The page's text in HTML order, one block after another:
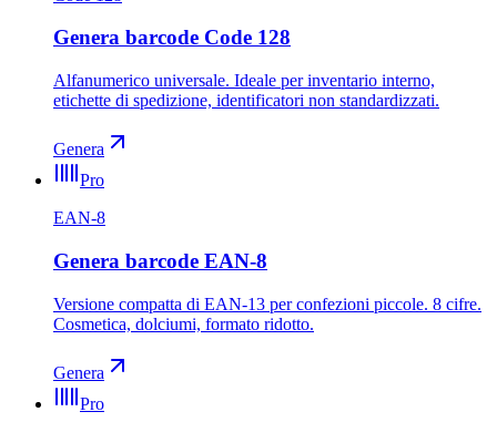
Genera barcode Code 128
Alfanumerico universale. Ideale per inventario interno,
etichette di spedizione, identificatori non standardizzati.
Genera
Pro
EAN-8
Genera barcode EAN-8
Versione compatta di EAN-13 per confezioni piccole. 8 cifre.
Cosmetica, dolciumi, formato ridotto.
Genera
Pro